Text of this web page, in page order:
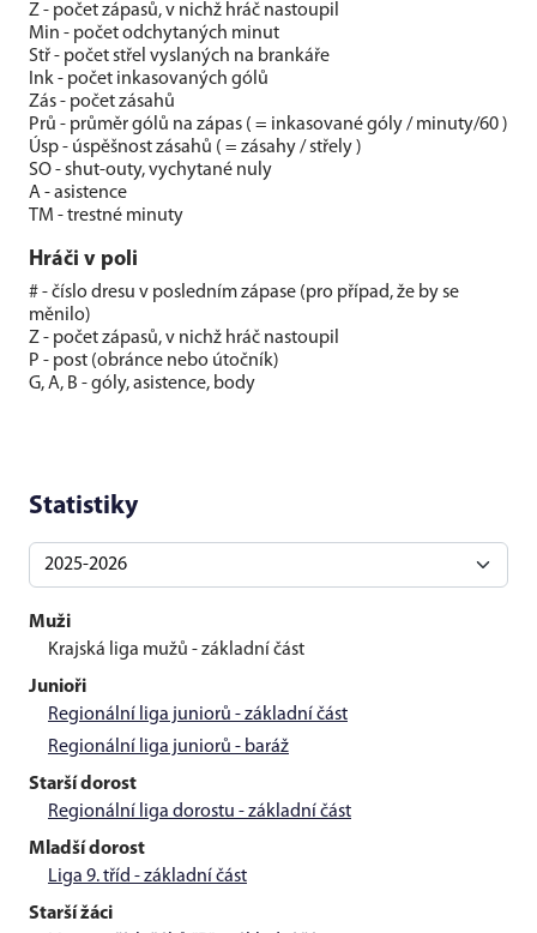
Z - počet zápasů, v nichž hráč nastoupil
Min - počet odchytaných minut
Stř - počet střel vyslaných na brankáře
Ink - počet inkasovaných gólů
Zás - počet zásahů
Prů - průměr gólů na zápas ( = inkasované góly / minuty/60 )
Úsp - úspěšnost zásahů ( = zásahy / střely )
SO - shut-outy, vychytané nuly
A - asistence
TM - trestné minuty
Hráči v poli
# - číslo dresu v posledním zápase (pro případ, že by se
měnilo)
Z - počet zápasů, v nichž hráč nastoupil
P - post (obránce nebo útočník)
G, A, B - góly, asistence, body
Statistiky
Muži
Krajská liga mužů - základní část
Junioři
Regionální liga juniorů - základní část
Regionální liga juniorů - baráž
Starší dorost
Regionální liga dorostu - základní část
Mladší dorost
Liga 9. tříd - základní část
Starší žáci